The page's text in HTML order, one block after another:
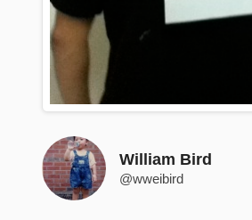
William Bird
@wweibird